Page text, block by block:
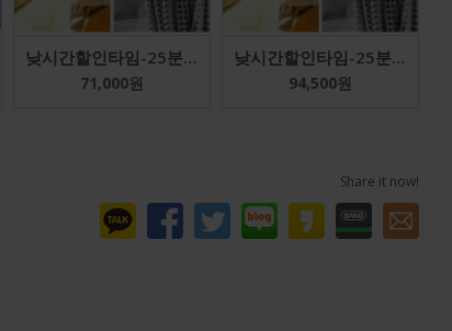
낮시간할인타임-25분-주중5회-총20회(1개월)
71,000원
낮시간할인타임-25분-주중2회-총24회(3개월)
94,500원
Share it now!